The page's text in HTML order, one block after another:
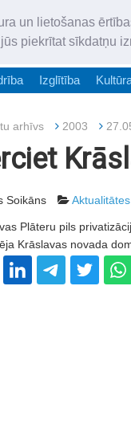
un lietošanas
piekrītat sīkdatņu
Izglītība
arhīvs 2003
Soikāns Aktualitātes
Plāteru pils
Krāslavas novada